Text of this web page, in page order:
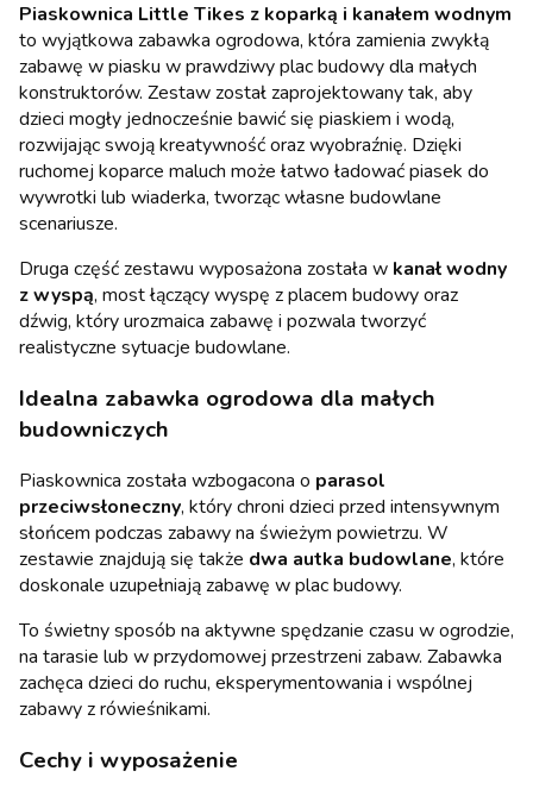
Piaskownica Little Tikes z koparką i kanałem wodnym
to wyjątkowa zabawka ogrodowa, która zamienia zwykłą
zabawę w piasku w prawdziwy plac budowy dla małych
konstruktorów. Zestaw został zaprojektowany tak, aby
dzieci mogły jednocześnie bawić się piaskiem i wodą,
rozwijając swoją kreatywność oraz wyobraźnię. Dzięki
ruchomej koparce maluch może łatwo ładować piasek do
wywrotki lub wiaderka, tworząc własne budowlane
scenariusze.
Druga część zestawu wyposażona została w kanał wodny
z wyspą, most łączący wyspę z placem budowy oraz
dźwig, który urozmaica zabawę i pozwala tworzyć
realistyczne sytuacje budowlane.
Idealna zabawka ogrodowa dla małych
budowniczych
Piaskownica została wzbogacona o parasol
przeciwsłoneczny, który chroni dzieci przed intensywnym
słońcem podczas zabawy na świeżym powietrzu. W
zestawie znajdują się także dwa autka budowlane, które
doskonale uzupełniają zabawę w plac budowy.
To świetny sposób na aktywne spędzanie czasu w ogrodzie,
na tarasie lub w przydomowej przestrzeni zabaw. Zabawka
zachęca dzieci do ruchu, eksperymentowania i wspólnej
zabawy z rówieśnikami.
Cechy i wyposażenie